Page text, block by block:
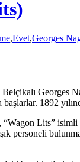
,Evet,Georges
Georges
1892
Lits”
personeli